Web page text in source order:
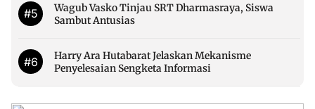
#5
Wagub Vasko Tinjau SRT Dharmasraya, Siswa
Sambut Antusias
#6
Harry Ara Hutabarat Jelaskan Mekanisme
Penyelesaian Sengketa Informasi